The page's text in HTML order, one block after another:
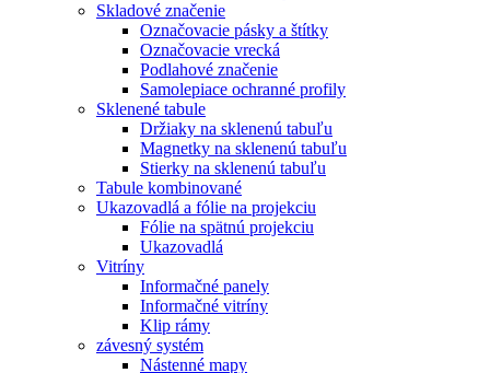
Skladové značenie
Označovacie pásky a štítky
Označovacie vrecká
Podlahové značenie
Samolepiace ochranné profily
Sklenené tabule
Držiaky na sklenenú tabuľu
Magnetky na sklenenú tabuľu
Stierky na sklenenú tabuľu
Tabule kombinované
Ukazovadlá a fólie na projekciu
Fólie na spätnú projekciu
Ukazovadlá
Vitríny
Informačné panely
Informačné vitríny
Klip rámy
závesný systém
Nástenné mapy